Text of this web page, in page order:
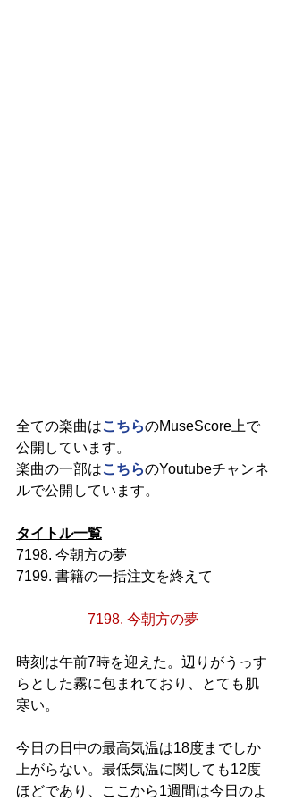
全ての楽曲はこちらのMuseScore上で
公開しています。
楽曲の一部はこちらのYoutubeチャンネ
ルで公開しています。
タイトル一覧
7198. 今朝方の夢
7199. 書籍の一括注文を終えて
7198. 今朝方の夢
時刻は午前7時を迎えた。辺りがうっす
らとした霧に包まれており、とても肌
寒い。
今日の日中の最高気温は18度までしか
上がらない。最低気温に関しても12度
ほどであり、ここから1週間は今日のよ